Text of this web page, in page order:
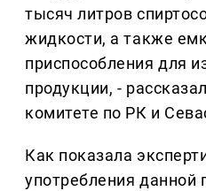
тысяч литров
жидкости, а также
приспособления для
продукции, -
комитете по РК и
Как показала
употребления данной